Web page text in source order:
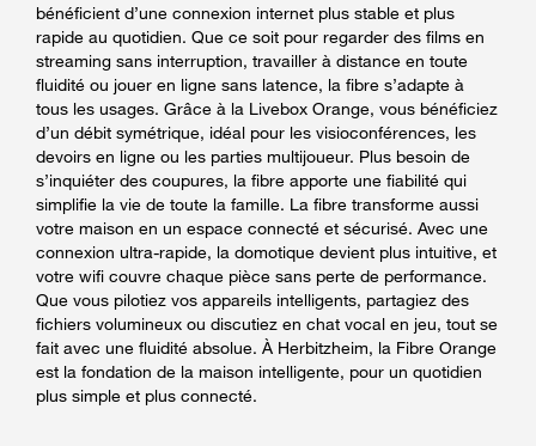
bénéficient d’une connexion internet plus stable et plus
rapide au quotidien. Que ce soit pour regarder des films en
streaming sans interruption, travailler à distance en toute
fluidité ou jouer en ligne sans latence, la fibre s’adapte à
tous les usages. Grâce à la Livebox Orange, vous bénéficiez
d’un débit symétrique, idéal pour les visioconférences, les
devoirs en ligne ou les parties multijoueur. Plus besoin de
s’inquiéter des coupures, la fibre apporte une fiabilité qui
simplifie la vie de toute la famille. La fibre transforme aussi
votre maison en un espace connecté et sécurisé. Avec une
connexion ultra-rapide, la domotique devient plus intuitive, et
votre wifi couvre chaque pièce sans perte de performance.
Que vous pilotiez vos appareils intelligents, partagiez des
fichiers volumineux ou discutiez en chat vocal en jeu, tout se
fait avec une fluidité absolue. À Herbitzheim, la Fibre Orange
est la fondation de la maison intelligente, pour un quotidien
plus simple et plus connecté.